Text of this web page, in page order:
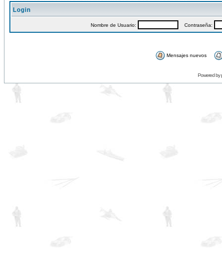
Login
Nombre de Usuario: Contraseña:
Mensajes nuevos
Powered by